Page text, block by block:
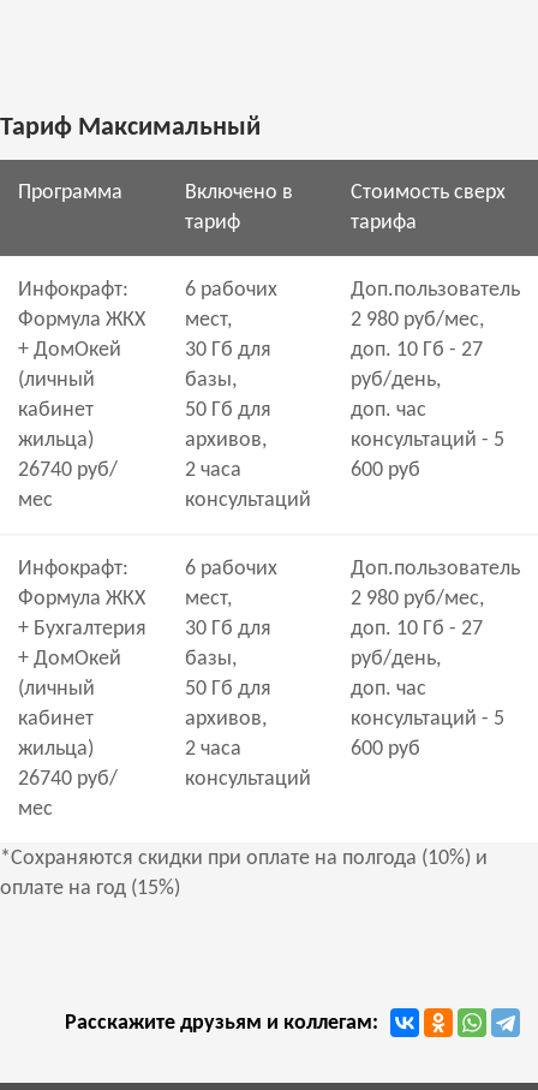
Тариф Максимальный
Программа
Включено в
тариф
Стоимость сверх
тарифа
Инфокрафт:
Формула ЖКХ
+ ДомОкей
(личный
кабинет
жильца)
26740 руб/
мес
6 рабочих
мест,
30 Гб для
базы,
50 Гб для
архивов,
2 часа
консультаций
Доп.пользователь
2 980 руб/мес,
доп. 10 Гб - 27
руб/день,
доп. час
консультаций - 5
600 руб
Инфокрафт:
Формула ЖКХ
+ Бухгалтерия
+ ДомОкей
(личный
кабинет
жильца)
26740 руб/
мес
6 рабочих
мест,
30 Гб для
базы,
50 Гб для
архивов,
2 часа
консультаций
Доп.пользователь
2 980 руб/мес,
доп. 10 Гб - 27
руб/день,
доп. час
консультаций - 5
600 руб
*Сохраняются скидки при оплате на полгода (10%) и
оплате на год (15%)
Расскажите друзьям и коллегам: